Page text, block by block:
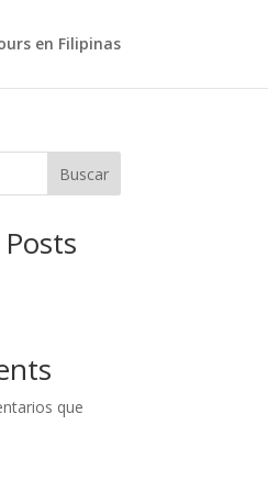
en Filipinas
Buscar
que